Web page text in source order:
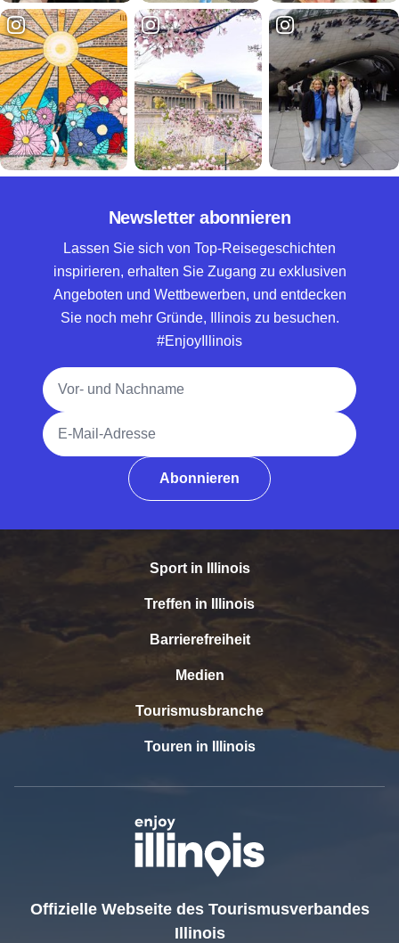
Newsletter abonnieren
Lassen Sie sich von Top-Reisegeschichten
inspirieren, erhalten Sie Zugang zu exklusiven
Angeboten und Wettbewerben, und entdecken
Sie noch mehr Gründe, Illinois zu besuchen.
#EnjoyIllinois
Vollständiger Name
E-Mail-Adresse
Abonnieren
Sport in Illinois
Treffen in Illinois
Barrierefreiheit
Medien
Tourismusbranche
Touren in Illinois
Offizielle Webseite des Tourismusverbandes
Illinois